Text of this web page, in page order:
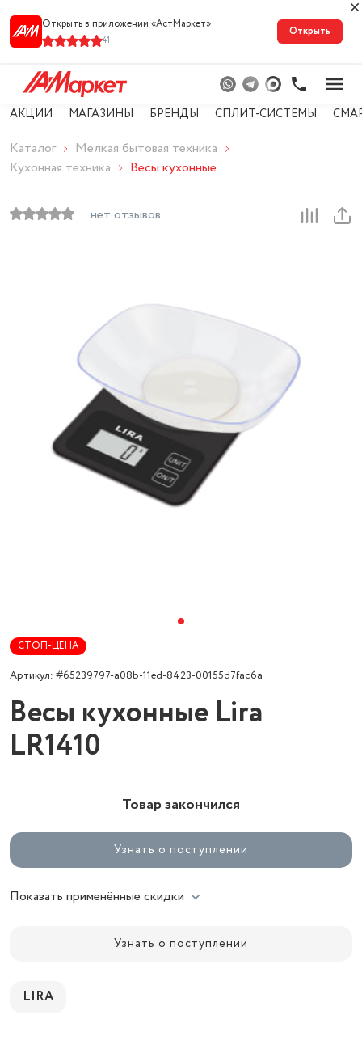
Открыть в приложении «АстМарке‪т‬»
41
Открыть
АКЦИИ МАГАЗИНЫ БРЕНДЫ СПЛИТ-СИСТЕМЫ
Каталог
Мелкая бытовая техника
Кухонная техника
Весы кухонные
нет отзывов
СТОП-ЦЕНА
Артикул: #65239797-a08b-11ed-8423-00155d7fac6a
Весы кухонные Lira
LR1410
Товар закончился
Узнать о поступлении
Показать применённые скидки
Узнать о поступлении
LIRA